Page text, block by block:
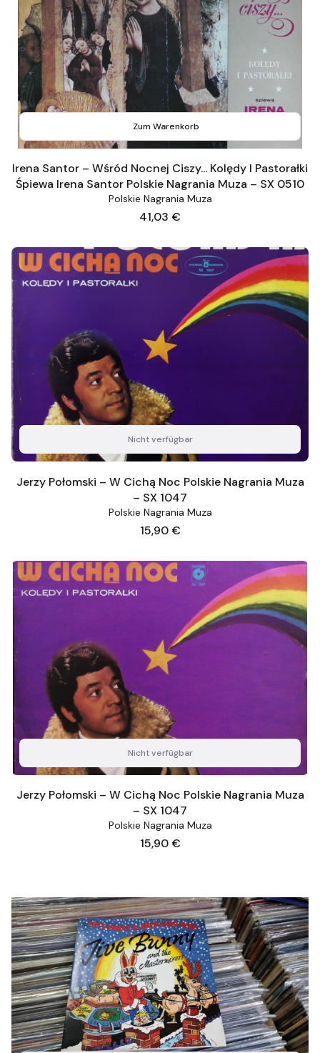
Zum Warenkorb
Irena Santor – Wśród Nocnej Ciszy... Kolędy I Pastorałki
Śpiewa Irena Santor Polskie Nagrania Muza – SX 0510
Polskie Nagrania Muza
Preis
41,03 €
Nicht verfügbar
Jerzy Połomski – W Cichą Noc Polskie Nagrania Muza
– SX 1047
Polskie Nagrania Muza
Preis
15,90 €
Nicht verfügbar
Jerzy Połomski – W Cichą Noc Polskie Nagrania Muza
– SX 1047
Polskie Nagrania Muza
Preis
15,90 €